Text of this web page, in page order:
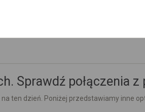
Sprawdź połączenia
ten dzień. Poniżej przedstawiamy inne